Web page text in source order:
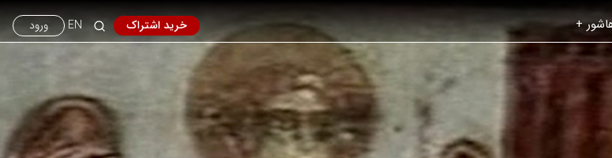
+ خرید اشتراک EN ورود